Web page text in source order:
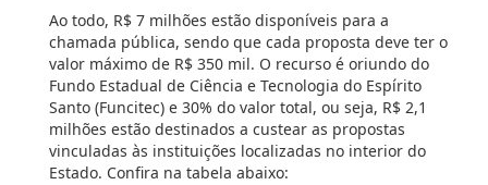
Ao todo, R$ 7 milhões estão disponíveis para a
chamada pública, sendo que cada proposta deve ter o
valor máximo de R$ 350 mil. O recurso é oriundo do
Fundo Estadual de Ciência e Tecnologia do Espírito
Santo (Funcitec) e 30% do valor total, ou seja, R$ 2,1
milhões estão destinados a custear as propostas
vinculadas às instituições localizadas no interior do
Estado. Confira na tabela abaixo: